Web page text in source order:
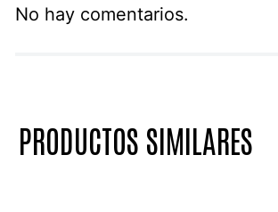
No hay comentarios.
PRODUCTOS SIMILARES